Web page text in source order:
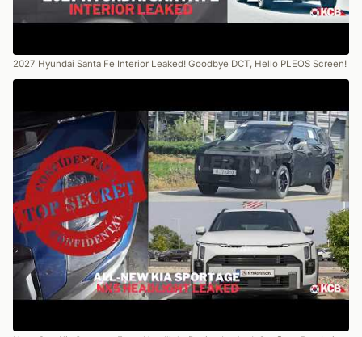
2027 Hyundai Santa Fe Interior Leaked! Goodbye DCT, Hello PLEOS Screen!